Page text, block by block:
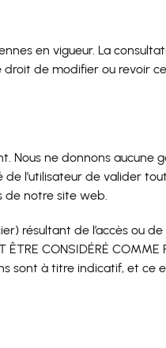
en vigueur. La
droit de modifier ou revoir
Nous ne donnons aucune
l’utilisateur de valider
de notre site web.
résultant de l’accès ou de
CONSIDÉRÉ COMME
sont à titre indicatif, et